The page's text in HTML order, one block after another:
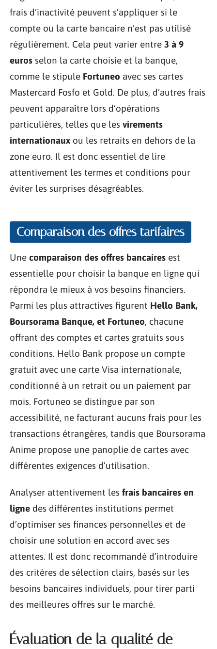
frais d’inactivité peuvent s’appliquer si le
compte ou la carte bancaire n’est pas utilisé
régulièrement. Cela peut varier entre 3 à 9
euros selon la carte choisie et la banque,
comme le stipule Fortuneo avec ses cartes
Mastercard Fosfo et Gold. De plus, d’autres frais
peuvent apparaître lors d’opérations
particulières, telles que les virements
internationaux ou les retraits en dehors de la
zone euro. Il est donc essentiel de lire
attentivement les termes et conditions pour
éviter les surprises désagréables.
Comparaison des offres tarifaires
Une comparaison des offres bancaires est
essentielle pour choisir la banque en ligne qui
répondra le mieux à vos besoins financiers.
Parmi les plus attractives figurent Hello Bank,
Boursorama Banque, et Fortuneo, chacune
offrant des comptes et cartes gratuits sous
conditions. Hello Bank propose un compte
gratuit avec une carte Visa internationale,
conditionné à un retrait ou un paiement par
mois. Fortuneo se distingue par son
accessibilité, ne facturant aucuns frais pour les
transactions étrangères, tandis que Boursorama
Anime propose une panoplie de cartes avec
différentes exigences d’utilisation.
Analyser attentivement les frais bancaires en
ligne des différentes institutions permet
d’optimiser ses finances personnelles et de
choisir une solution en accord avec ses
attentes. Il est donc recommandé d’introduire
des critères de sélection clairs, basés sur les
besoins bancaires individuels, pour tirer parti
des meilleures offres sur le marché.
Évaluation de la qualité de